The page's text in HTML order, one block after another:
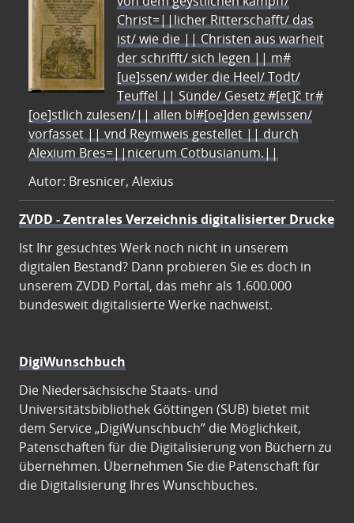
Christ=||licher Ritterschafft/ das
ist/ wie die || Christen aus warheit
der schrifft/ sich legen || m#
[ue]ssen/ wider die Heel/ Todt/
Teuffel || Sünde/ Gesetz #[et]c̃ tr#
[oe]stlich zulesen/|| allen bl#[oe]den gewissen/
vorfasset || vnd Reymweis gestellet || durch
Alexium Bres=||nicerum Cotbusianum.||
Autor: Bresnicer, Alexius
ZVDD - Zentrales Verzeichnis digitalisierter Drucke
Ist Ihr gesuchtes Werk noch nicht in unserem
digitalen Bestand? Dann probieren Sie es doch in
unserem ZVDD Portal, das mehr als 1.600.000
bundesweit digitalisierte Werke nachweist.
DigiWunschbuch
Die Niedersächsische Staats- und
Universitätsbibliothek Göttingen (SUB) bietet mit
dem Service „DigiWunschbuch” die Möglichkeit,
Patenschaften für die Digitalisierung von Büchern zu
übernehmen. Übernehmen Sie die Patenschaft für
die Digitalisierung Ihres Wunschbuches.